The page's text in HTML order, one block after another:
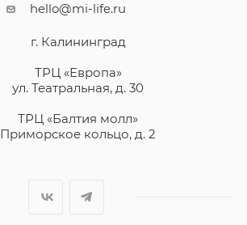
hello@mi-life.ru
г. Калининград
ТРЦ «Европа»
ул. Театральная, д. 30
ТРЦ «Балтия молл»
Приморское кольцо, д. 2